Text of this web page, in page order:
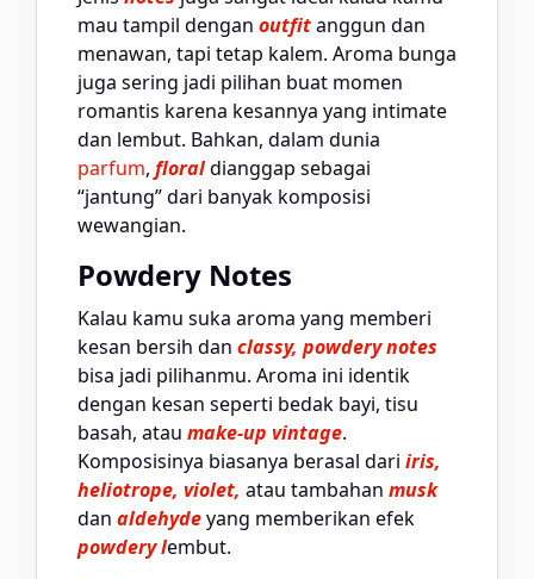
mau tampil dengan outfitanggun dan
menawan, tapi tetap kalem. Aroma bunga
juga sering jadi pilihan buat momen
romantis karena kesannya yang intimate
dan lembut. Bahkan, dalam dunia
parfum, floraldianggap sebagai
“jantung” dari banyak komposisi
wewangian.
Powdery Notes
Kalau kamu suka aroma yang memberi
kesan bersih dan classy, powdery notes
bisa jadi pilihanmu. Aroma ini identik
dengan kesan seperti bedak bayi, tisu
basah, atau make-up vintage.
Komposisinya biasanya berasal dari iris,
heliotrope, violet, atau tambahan musk
dan aldehydeyang memberikan efek
powdery lembut.